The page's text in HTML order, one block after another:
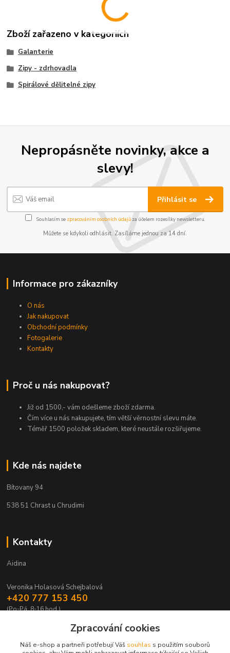
Zboží zařazeno v kategoriích
Galanterie
Zipy - zdrhovadla
Spirálové dělitelné zipy
Nepropásněte novinky, akce a
slevy!
Přihlásit se
Souhlasím se zpracováním osobních údajůza účelem rozesílky newsletteru.
Můžete se kdykoli odhlásit. Zasíláme jednou za 14 dní.
Informace pro zákazníky
O nás
Jak nakupovat
Obchodní podmínky
Fotogalerie
Kontakty
Proč u nás nakupovat?
Již od 1500,- vám odešleme zboží zdarma.
Čím více u nás nakupujete, tím větší věrnostní slevu máte.
Téměř 1500 položek skladem, které neustále rozšiřujeme.
Kde nás najdete
Bítovany 94
538 51 Chrast u Chrudimi
Kontakty
Aidina
Veronika Holasová Schejbalová
+420 777 153 450
(Po-Pá, 8-16 hod.)
eshop@aidina.czZpracování cookies
Náš e-shop a partneři potřebují Váš souhlas s použitím souborů